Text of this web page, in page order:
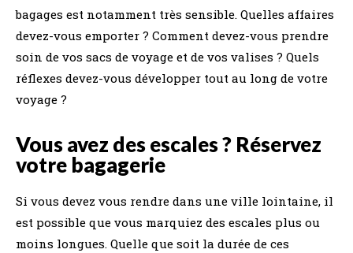
bagages est notamment très sensible. Quelles affaires
devez-vous emporter ? Comment devez-vous prendre
soin de vos sacs de voyage et de vos valises ? Quels
réflexes devez-vous développer tout au long de votre
voyage ?
Vous avez des escales ? Réservez
votre bagagerie
Si vous devez vous rendre dans une ville lointaine, il
est possible que vous marquiez des escales plus ou
moins longues. Quelle que soit la durée de ces